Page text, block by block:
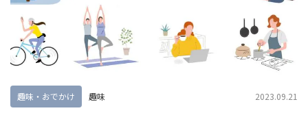
2023.09.21
趣味・おでかけ 趣味